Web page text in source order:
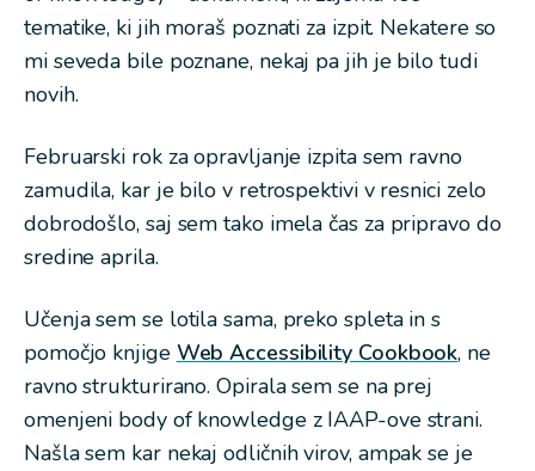
tematike, ki jih moraš poznati za izpit. Nekatere so
mi seveda bile poznane, nekaj pa jih je bilo tudi
novih.
Februarski rok za opravljanje izpita sem ravno
zamudila, kar je bilo v retrospektivi v resnici zelo
dobrodošlo, saj sem tako imela čas za pripravo do
sredine aprila.
Učenja sem se lotila sama, preko spleta in s
pomočjo knjige Web Accessibility Cookbook, ne
ravno strukturirano. Opirala sem se na prej
omenjeni body of knowledge z IAAP-ove strani.
Našla sem kar nekaj odličnih virov, ampak se je